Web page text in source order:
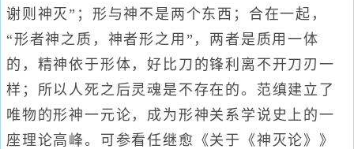
谢则神灭”；形与神不是两个东西；合在一起，
“形者神之质，神者形之用”，两者是质用一体
的，精神依于形体，好比刀的锋利离不开刀刃一
样；所以人死之后灵魂是不存在的。范缜建立了
唯物的形神一元论，成为形神关系学说史上的一
座理论高峰。可参看任继愈《关于《神灭论》》